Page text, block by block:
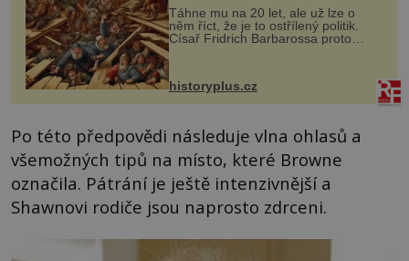
Táhne mu na 20 let, ale už lze o
něm říct, že je to ostřílený politik.
Císař Fridrich Barbarossa proto
posílá svého syna a dědice Jindřicha
VI. do Erfurtu, aby se stal
prostředníkem při řešení sporu m...
historyplus.cz
Po této předpovědi následuje vlna ohlasů a
všemožných tipů na místo, které Browne
označila. Pátrání je ještě intenzivnější a
Shawnovi rodiče jsou naprosto zdrceni.